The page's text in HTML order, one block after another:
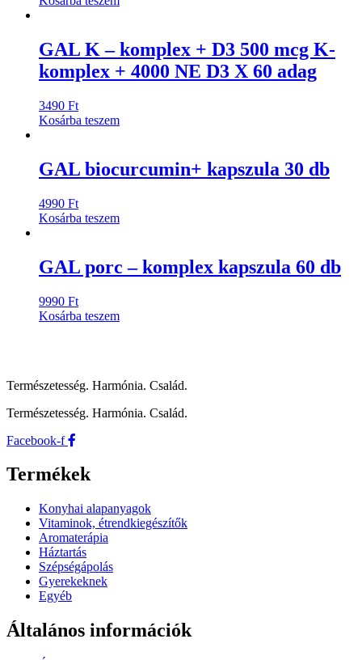
GAL K – komplex + D3 500 mcg K-
komplex + 4000 NE D3 X 60 adag
3490 Ft
Kosárba teszem
GAL biocurcumin+ kapszula 30 db
4990 Ft
Kosárba teszem
GAL porc – komplex kapszula 60 db
9990 Ft
Kosárba teszem
Természetesség. Harmónia. Család.
Természetesség. Harmónia. Család.
Facebook-f
Termékek
Konyhai alapanyagok
Vitaminok, étrendkiegészítők
Aromaterápia
Háztartás
Szépségápolás
Gyerekeknek
Egyéb
Általános információk